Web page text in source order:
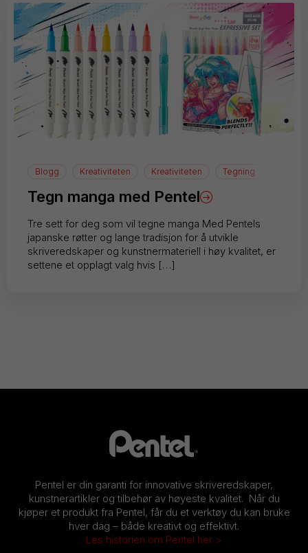
Blogg Kreativiteten Kreativiteten Tegning
Tegn manga med Pentel
Tre sett for deg som vil tegne manga Med Pentels
japanske røtter og lange tradisjon for å utvikle
skriveredskaper og kunstnermateriell i høy kvalitet, er
settene et opplagt valg hvis […]
Pentel er din garanti for innovative skriveredskaper,
kunstnerartikler og tilbehør av høyeste kvalitet. Når du
kjøper et produkt fra Pentel, får du et verktøy du kan bruke
hver dag – både kreativt og effektivt.
Les historien om Pentel her >